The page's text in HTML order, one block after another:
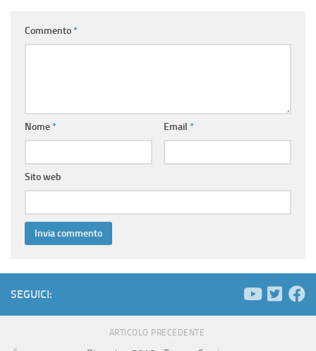
Commento*
Nome* Email *
Sito web
SEGUICI:
ARTICOLO PRECEDENTE